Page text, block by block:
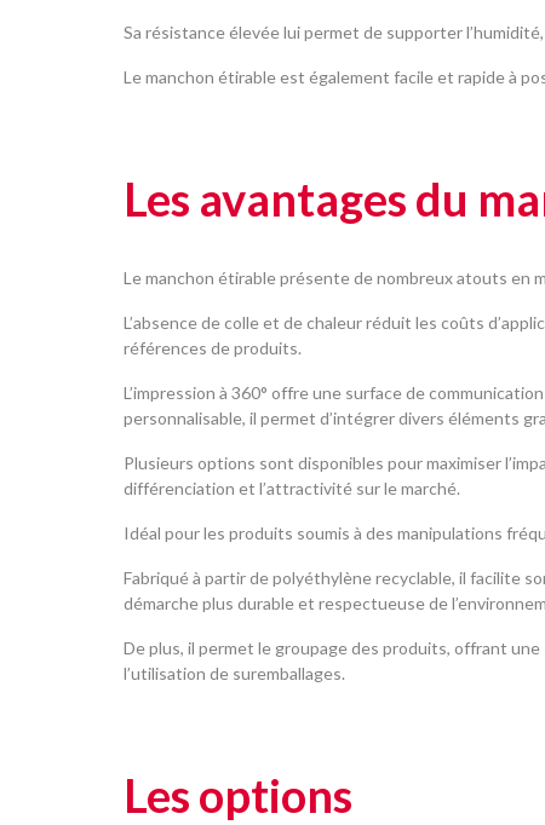
Sa résistance élevée lui permet de supporter
Le manchon étirable est également facile et rapide à
Les avantages du
Le manchon étirable présente de nombreux atouts en
L’absence de colle et de chaleur réduit les coûts
références de produits.
L’impression à 360° offre une surface de
personnalisable, il permet d’intégrer divers éléments
Plusieurs options sont disponibles pour maximiser
différenciation et l’attractivité sur le marché.
Idéal pour les produits soumis à des manipulations
Fabriqué à partir de polyéthylène recyclable, il facilite
démarche plus durable et respectueuse de
De plus, il permet le groupage des produits, offrant
l’utilisation de suremballages.
Les options